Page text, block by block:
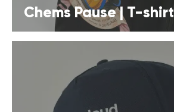
Chems Pause | T-shirt